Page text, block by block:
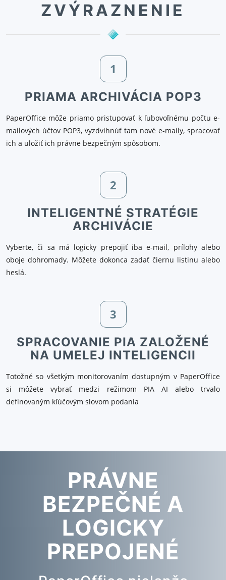
ZVÝRAZNENIE
1
PRIAMA ARCHIVÁCIA POP3
PaperOffice môže priamo pristupovať k ľubovoľnému počtu e-
mailových účtov POP3, vyzdvihnúť tam nové e-maily, spracovať
ich a uložiť ich právne bezpečným spôsobom.
2
INTELIGENTNÉ STRATÉGIE
ARCHIVÁCIE
Vyberte, či sa má logicky prepojiť iba e-mail, prílohy alebo
oboje dohromady. Môžete dokonca zadať čiernu listinu alebo
heslá.
3
SPRACOVANIE PIA ZALOŽENÉ
NA UMELEJ INTELIGENCII
Totožné so všetkým monitorovaním dostupným v PaperOffice
si môžete vybrať medzi režimom PIA AI alebo trvalo
definovaným kľúčovým slovom podania
PRÁVNE
BEZPEČNÉ A
LOGICKY
PREPOJENÉ